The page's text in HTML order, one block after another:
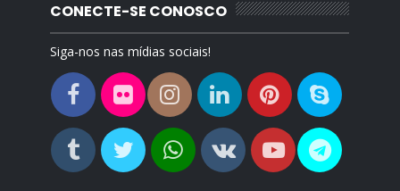
CONECTE-SE CONOSCO
Siga-nos nas mídias sociais!